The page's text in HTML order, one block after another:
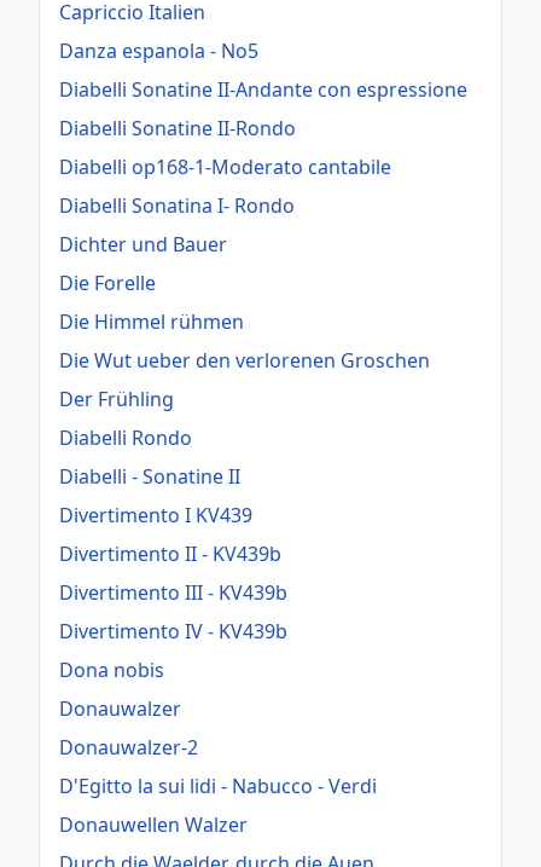
Capriccio Italien
Danza espanola - No5
Diabelli Sonatine II-Andante con espressione
Diabelli Sonatine II-Rondo
Diabelli op168-1-Moderato cantabile
Diabelli Sonatina I- Rondo
Dichter und Bauer
Die Forelle
Die Himmel rühmen
Die Wut ueber den verlorenen Groschen
Der Frühling
Diabelli Rondo
Diabelli - Sonatine II
Divertimento I KV439
Divertimento II - KV439b
Divertimento III - KV439b
Divertimento IV - KV439b
Dona nobis
Donauwalzer
Donauwalzer-2
D'Egitto la sui lidi - Nabucco - Verdi
Donauwellen Walzer